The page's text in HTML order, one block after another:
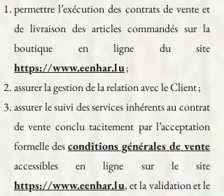
permettre l’exécution des contrats de vente et
de livraison des articles commandés sur la
boutique en ligne du site
https://www.eenhar.lu;
assurer la gestion de la relation avec le Client ;
assurer le suivi des services inhérents au contrat
de vente conclu tacitement par l’acceptation
formelle desconditions générales de vente
accessibles en ligne sur le site
https://www.eenhar.lu, et la validation et le